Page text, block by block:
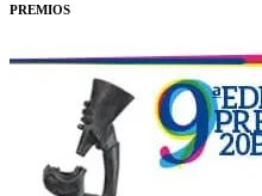
PREMIOS